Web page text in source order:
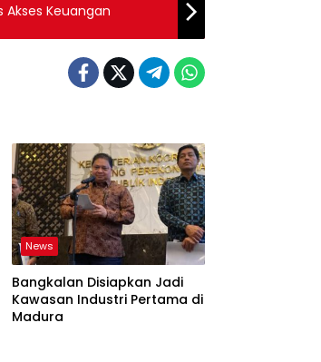
Akses Keuangan
News
Bangkalan Disiapkan Jadi
Kawasan Industri Pertama di
Madura